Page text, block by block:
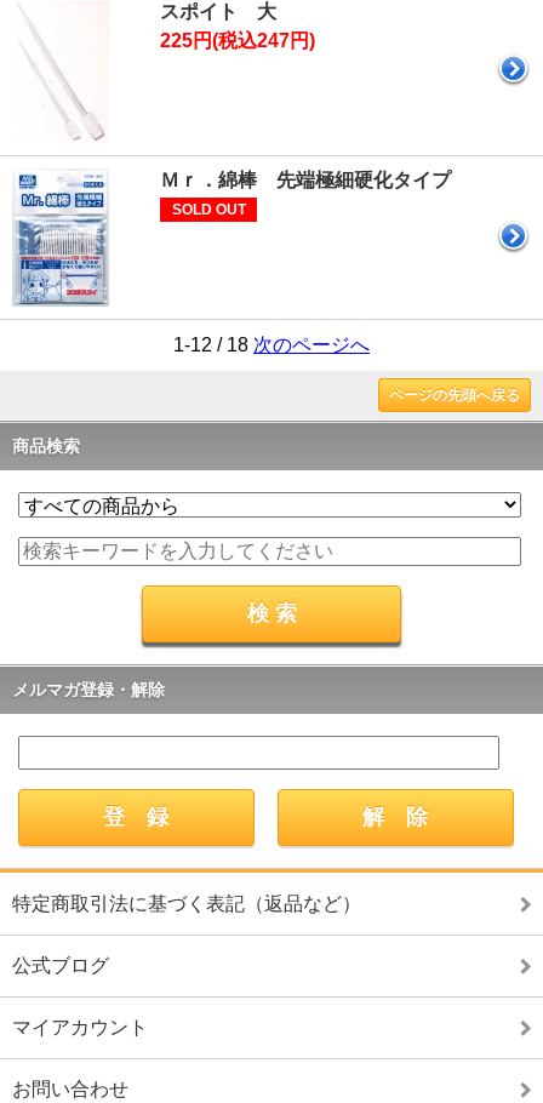
スポイト 大
225円(税込247円)
Ｍｒ．綿棒 先端極細硬化タイプ
SOLD OUT
1-12 / 18 次のページへ
ページの先頭へ戻る
商品検索
メルマガ登録・解除
特定商取引法に基づく表記（返品など）
公式ブログ
マイアカウント
お問い合わせ